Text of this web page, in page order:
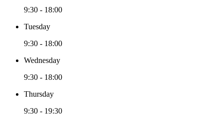
9:30 - 18:00
Tuesday
9:30 - 18:00
Wednesday
9:30 - 18:00
Thursday
9:30 - 19:30